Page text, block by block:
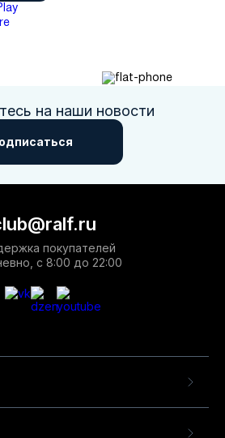
на наши новости
покупателей
с 8:00 до 22:00